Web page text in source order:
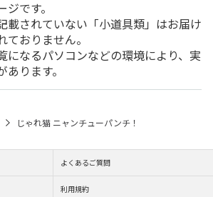
です。
載されていない「小道具類」はお届け
おりません。
になるパソコンなどの環境により、実
ります。
じゃれ猫 ニャンチューパンチ！
よくあるご質問
利用規約